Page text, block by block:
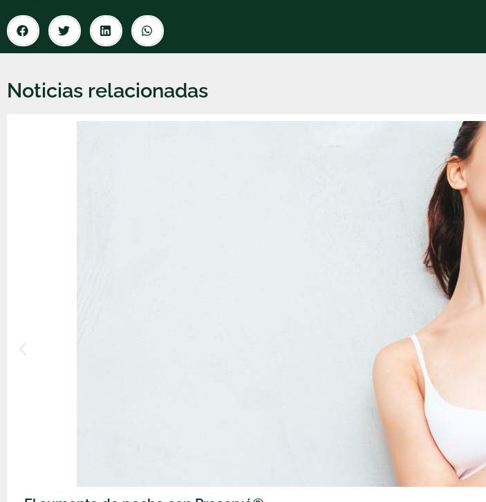
Noticias relacionadas